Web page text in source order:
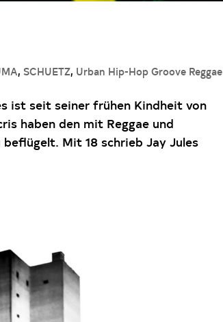
,SCHUETZ, Urban Hip-Hop Groove Reggae
ist seit seiner frühen Kindheit von
haben den mit Reggae und
Mit 18 schrieb Jay Jules